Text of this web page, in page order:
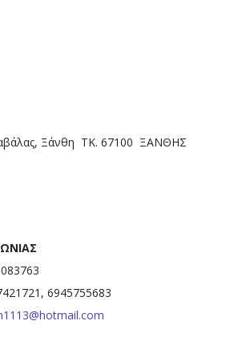
Ξάνθη ΤΚ. 67100 ΞΑΝΘΗΣ
6945755683